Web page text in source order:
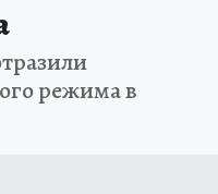
режима в